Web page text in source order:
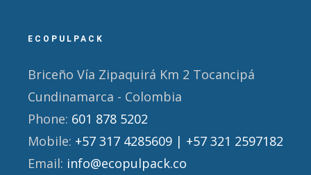
ECOPULPACK
Briceño Vía Zipaquirá Km 2 Tocancipá
Cundinamarca - Colombia
Phone: 601 878 5202
Mobile: +57 317 4285609 | +57 321 2597182
Email: info@ecopulpack.co